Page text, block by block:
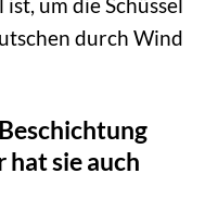
um die Schüssel
durch Wind
sie auch